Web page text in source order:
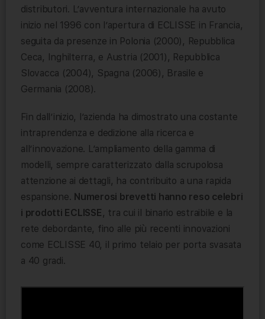
distributori. L’avventura internazionale ha avuto
inizio nel 1996 con l’apertura di ECLISSE in Francia,
seguita da presenze in Polonia (2000), Repubblica
Ceca, Inghilterra, e Austria (2001), Repubblica
Slovacca (2004), Spagna (2006), Brasile e
Germania (2008).
Fin dall’inizio, l’azienda ha dimostrato una costante
intraprendenza e dedizione alla ricerca e
all’innovazione. L’ampliamento della gamma di
modelli, sempre caratterizzato dalla scrupolosa
attenzione ai dettagli, ha contribuito a una rapida
espansione. Numerosi brevetti hanno reso celebri
i prodotti ECLISSE , tra cui il binario estraibile e la
rete debordante, fino alle più recenti innovazioni
come ECLISSE 40, il primo telaio per porta svasata
a 40 gradi.